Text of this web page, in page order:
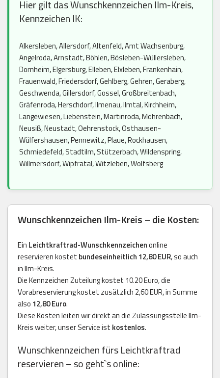
Hier gilt das Wunschkennzeichen Ilm-Kreis,
Kennzeichen IK:
Alkersleben, Allersdorf, Altenfeld, Amt Wachsenburg,
Angelroda, Arnstadt, Böhlen, Bösleben-Wüllersleben,
Dornheim, Elgersburg, Elleben, Elxleben, Frankenhain,
Frauenwald, Friedersdorf, Gehlberg, Gehren, Geraberg,
Geschwenda, Gillersdorf, Gossel, Großbreitenbach,
Gräfenroda, Herschdorf, Ilmenau, Ilmtal, Kirchheim,
Langewiesen, Liebenstein, Martinroda, Möhrenbach,
Neusiß, Neustadt, Oehrenstock, Osthausen-
Wülfershausen, Pennewitz, Plaue, Rockhausen,
Schmiedefeld, Stadtilm, Stützerbach, Wildenspring,
Willmersdorf, Wipfratal, Witzleben, Wolfsberg
Wunschkennzeichen Ilm-Kreis – die Kosten:
Ein Leichtkraftrad-Wunschkennzeichenonline
reservieren kostet bundeseinheitlich 12,80 EUR, so auch
in Ilm-Kreis.
Die Kennzeichen Zuteilung kostet 10.20 Euro, die
Vorabreservierung kostet zusätzlich 2,60 EUR, in Summe
also 12,80 Euro.
Diese Kosten leiten wir direkt an die Zulassungsstelle Ilm-
Kreis weiter, unser Service ist kostenlos.
Wunschkennzeichen fürs Leichtkraftrad
reservieren – so geht`s online: